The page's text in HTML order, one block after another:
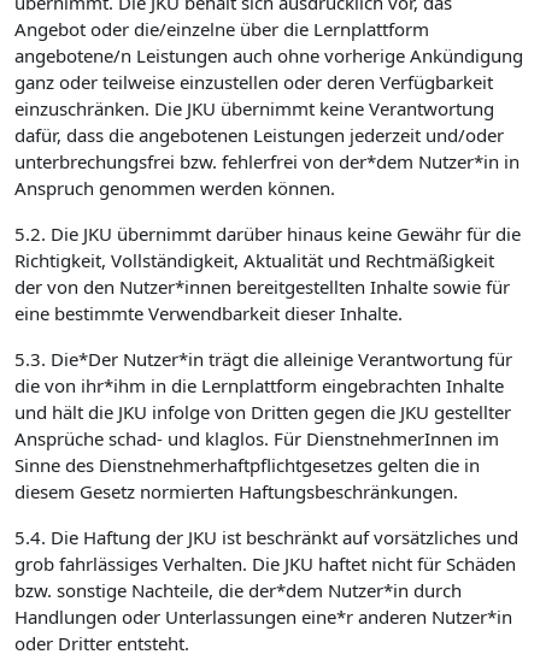
Angebot oder die/einzelne über die Lernplattform
angebotene/n Leistungen auch ohne vorherige Ankündigung
ganz oder teilweise einzustellen oder deren Verfügbarkeit
einzuschränken. Die JKU übernimmt keine Verantwortung
dafür, dass die angebotenen Leistungen jederzeit und/oder
unterbrechungsfrei bzw. fehlerfrei von der*dem Nutzer*in in
Anspruch genommen werden können.
5.2. Die JKU übernimmt darüber hinaus keine Gewähr für die
Richtigkeit, Vollständigkeit, Aktualität und Rechtmäßigkeit
der von den Nutzer*innen bereitgestellten Inhalte sowie für
eine bestimmte Verwendbarkeit dieser Inhalte.
5.3. Die*Der Nutzer*in trägt die alleinige Verantwortung für
die von ihr*ihm in die Lernplattform eingebrachten Inhalte
und hält die JKU infolge von Dritten gegen die JKU gestellter
Ansprüche schad- und klaglos. Für DienstnehmerInnen im
Sinne des Dienstnehmerhaftpflichtgesetzes gelten die in
diesem Gesetz normierten Haftungsbeschränkungen.
5.4. Die Haftung der JKU ist beschränkt auf vorsätzliches und
grob fahrlässiges Verhalten. Die JKU haftet nicht für Schäden
bzw. sonstige Nachteile, die der*dem Nutzer*in durch
Handlungen oder Unterlassungen eine*r anderen Nutzer*in
oder Dritter entsteht.